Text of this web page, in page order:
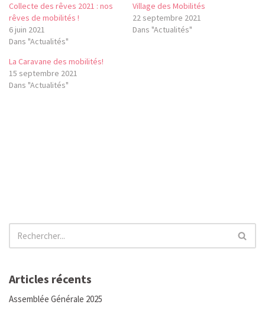
Collecte des rêves 2021 : nos
rêves de mobilités !
6 juin 2021
Dans "Actualités"
Village des Mobilités
22 septembre 2021
Dans "Actualités"
La Caravane des mobilités!
15 septembre 2021
Dans "Actualités"
Articles récents
Assemblée Générale 2025